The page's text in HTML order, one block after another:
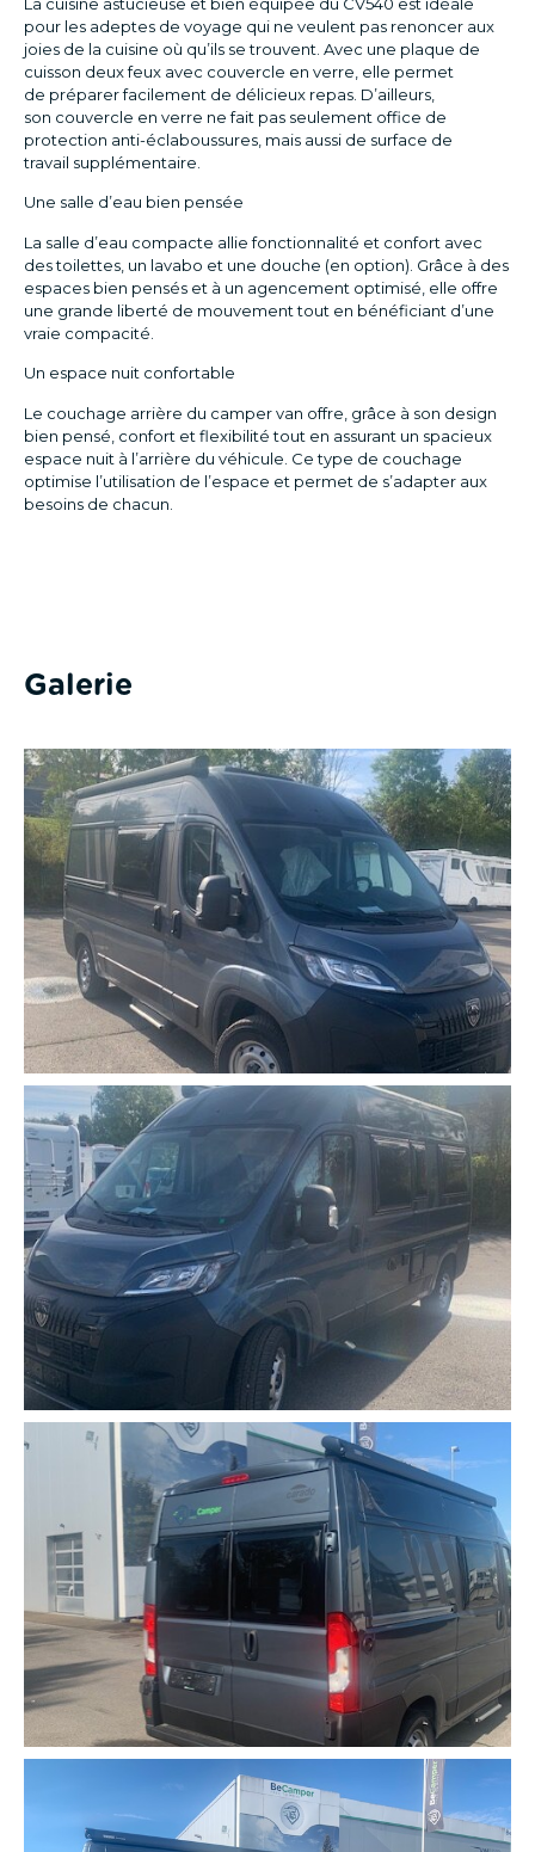
pour les adeptes de voyage qui ne veulent pas renoncer aux
joies de la cuisine où qu’ils se trouvent. Avec une plaque de
cuisson deux feux avec couvercle en verre, elle permet
de préparer facilement de délicieux repas. D’ailleurs,
son couvercle en verre ne fait pas seulement office de
protection anti-éclaboussures, mais aussi de surface de
travail supplémentaire.
Une salle d’eau bien pensée
La salle d’eau compacte allie fonctionnalité et confort avec
des toilettes, un lavabo et une douche (en option). Grâce à des
espaces bien pensés et à un agencement optimisé, elle offre
une grande liberté de mouvement tout en bénéficiant d’une
vraie compacité.
Un espace nuit confortable
Le couchage arrière du camper van offre, grâce à son design
bien pensé, confort et flexibilité tout en assurant un spacieux
espace nuit à l’arrière du véhicule. Ce type de couchage
optimise l’utilisation de l’espace et permet de s’adapter aux
besoins de chacun.
Galerie